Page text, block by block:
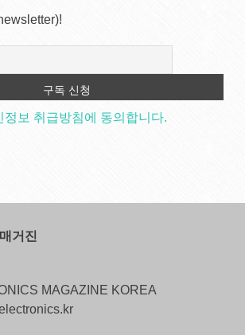
정보 취급방침에 동의합니다.
거진
MAGAZINE KOREA